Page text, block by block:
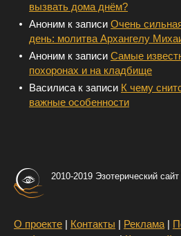
вызвать дома днём?
Аноним к записи Очень
день: молитва Архангелу
Аноним к записи Самые
похоронах и на кладбище
Василиса к записи К чему
важные особенности
2010-2019 Эзотерический
О проекте | Контакты | Реклама |